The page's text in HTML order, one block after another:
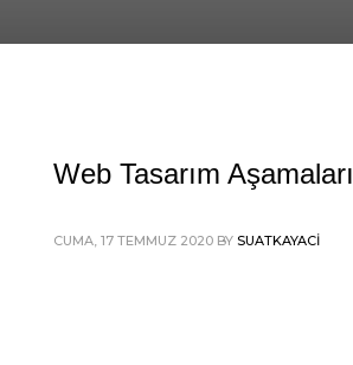
Web Tasarım Aşamaları
CUMA, 17 TEMMUZ 2020 BY SUATKAYACI